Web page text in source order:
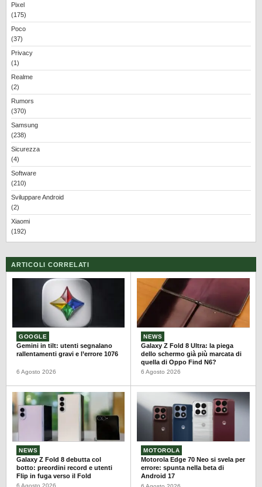
Pixel
(175)
Poco
(37)
Privacy
(1)
Realme
(2)
Rumors
(370)
Samsung
(238)
Sicurezza
(4)
Software
(210)
Sviluppare Android
(2)
Xiaomi
(192)
ARTICOLI CORRELATI
GOOGLE
Gemini in tilt: utenti segnalano
rallentamenti gravi e l’errore 1076
6 Agosto 2026
NEWS
Galaxy Z Fold 8 Ultra: la piega
dello schermo già più marcata di
quella di Oppo Find N6?
6 Agosto 2026
NEWS
Galaxy Z Fold 8 debutta col
botto: preordini record e utenti
Flip in fuga verso il Fold
6 Agosto 2026
MOTOROLA
Motorola Edge 70 Neo si svela per
errore: spunta nella beta di
Android 17